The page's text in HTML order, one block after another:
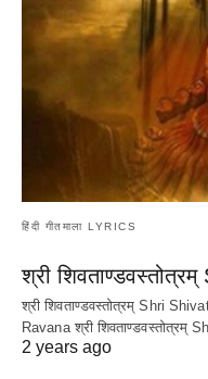
हिंदी गीतमाला LYRICS
श्री
श्री शिवताण्डवस्तोत्रम् Shri
Ravana श्री शिवताण्डवस्तोत्रम्
2 years ago